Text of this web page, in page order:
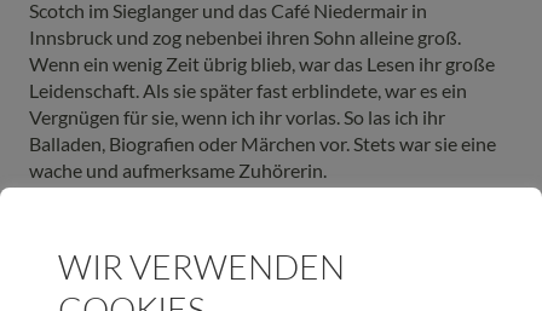
Scotch im Sieglanger und das Café Niedermair in
Innsbruck und zog nebenbei ihren Sohn alleine groß.
Wenn ein wenig Zeit übrig blieb, war das Lesen ihr große
Leidenschaft. Als sie später fast erblindete, war es ein
Vergnügen für sie, wenn ich ihr vorlas. So las ich ihr
Balladen, Biografien oder Märchen vor. Stets war sie eine
wache und aufmerksame Zuhörerin.
Mit 94 Jahren meinte sie bei einem meiner Besuche: „Es
WIR VERWENDEN